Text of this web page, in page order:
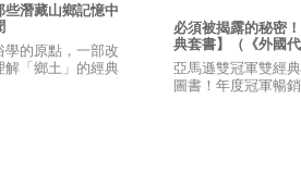
？那其實是種挑戰。」謝泰山說。
驗，就在測試這個禁忌的邊緣。心理學家發
奪視覺能力，也會讓明眼人失去了原本溝通的
，電子通訊設備已有如他們的「另一隻眼睛
些潛藏山鄉記憶中
的原點，一部改
解「鄉土」的經典
必須被揭露的秘密
典套書】（《外國
《迫在眉睫》）
亞馬遜雙冠軍雙經
圖書！年度冠軍暢銷